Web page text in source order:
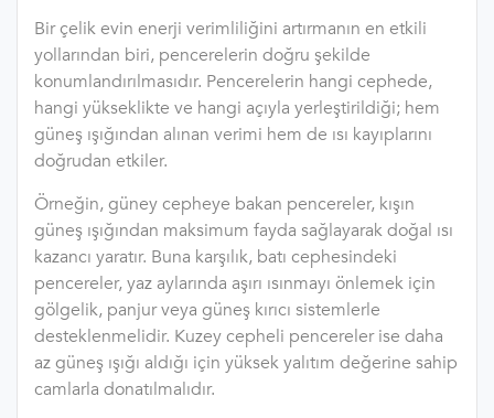
Bir çelik evin enerji verimliliğini artırmanın en etkili
yollarından biri, pencerelerin doğru şekilde
konumlandırılmasıdır. Pencerelerin hangi cephede,
hangi yükseklikte ve hangi açıyla yerleştirildiği; hem
güneş ışığından alınan verimi hem de ısı kayıplarını
doğrudan etkiler.
Örneğin, güney cepheye bakan pencereler, kışın
güneş ışığından maksimum fayda sağlayarak doğal ısı
kazancı yaratır. Buna karşılık, batı cephesindeki
pencereler, yaz aylarında aşırı ısınmayı önlemek için
gölgelik, panjur veya güneş kırıcı sistemlerle
desteklenmelidir. Kuzey cepheli pencereler ise daha
az güneş ışığı aldığı için yüksek yalıtım değerine sahip
camlarla donatılmalıdır.